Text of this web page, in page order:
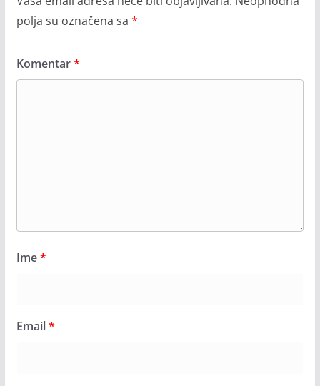
polja su označena sa *
Komentar*
Ime*
Email*